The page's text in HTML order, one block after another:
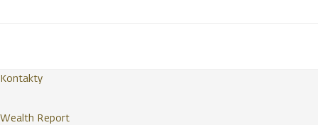
Kontakty
Wealth Report